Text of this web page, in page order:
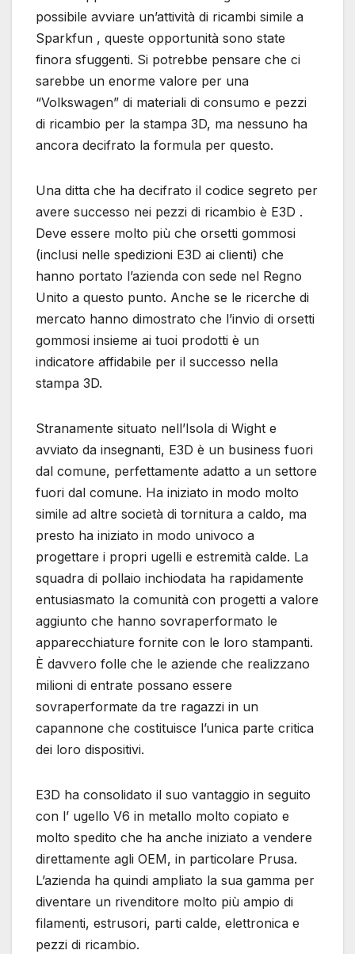
possibile avviare un’attività di ricambi simile a
Sparkfun , queste opportunità sono state
finora sfuggenti. Si potrebbe pensare che ci
sarebbe un enorme valore per una
“Volkswagen” di materiali di consumo e pezzi
di ricambio per la stampa 3D, ma nessuno ha
ancora decifrato la formula per questo.
Una ditta che ha decifrato il codice segreto per
avere successo nei pezzi di ricambio è E3D .
Deve essere molto più che orsetti gommosi
(inclusi nelle spedizioni E3D ai clienti) che
hanno portato l’azienda con sede nel Regno
Unito a questo punto. Anche se le ricerche di
mercato hanno dimostrato che l’invio di orsetti
gommosi insieme ai tuoi prodotti è un
indicatore affidabile per il successo nella
stampa 3D.
Stranamente situato nell’Isola di Wight e
avviato da insegnanti, E3D è un business fuori
dal comune, perfettamente adatto a un settore
fuori dal comune. Ha iniziato in modo molto
simile ad altre società di tornitura a caldo, ma
presto ha iniziato in modo univoco a
progettare i propri ugelli e estremità calde. La
squadra di pollaio inchiodata ha rapidamente
entusiasmato la comunità con progetti a valore
aggiunto che hanno sovraperformato le
apparecchiature fornite con le loro stampanti.
È davvero folle che le aziende che realizzano
milioni di entrate possano essere
sovraperformate da tre ragazzi in un
capannone che costituisce l’unica parte critica
dei loro dispositivi.
E3D ha consolidato il suo vantaggio in seguito
con l’ ugello V6 in metallo molto copiato e
molto spedito che ha anche iniziato a vendere
direttamente agli OEM, in particolare Prusa.
L’azienda ha quindi ampliato la sua gamma per
diventare un rivenditore molto più ampio di
filamenti, estrusori, parti calde, elettronica e
pezzi di ricambio.